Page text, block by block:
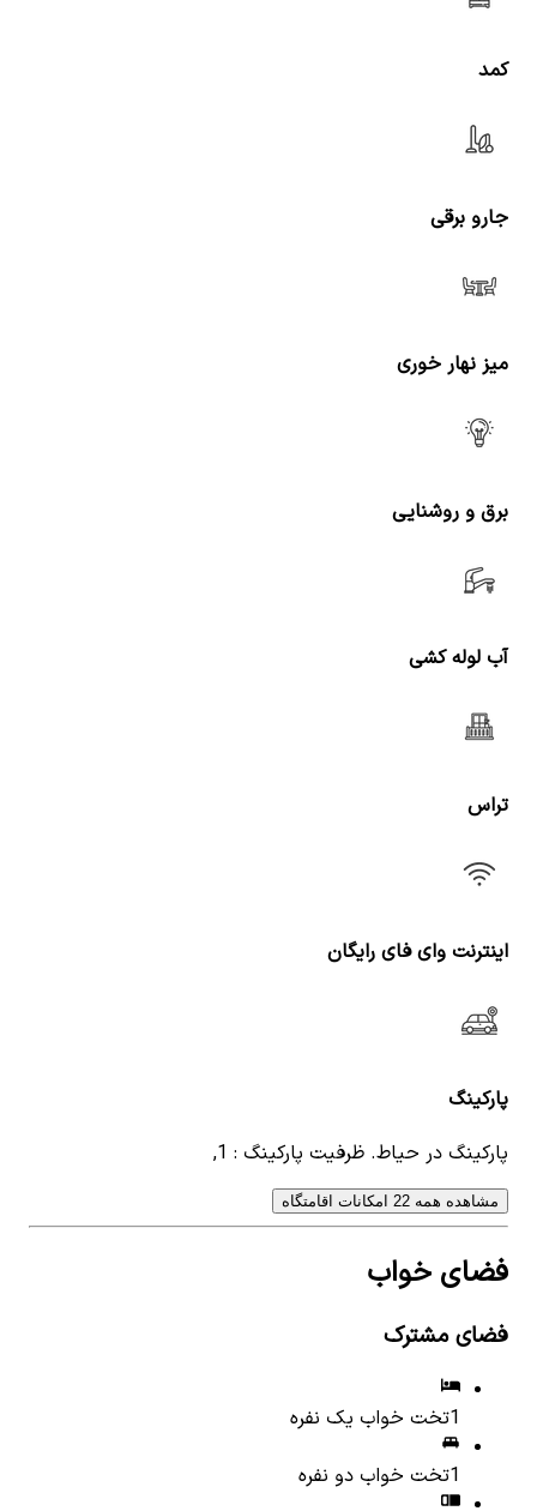
کمد
جارو برقی
میز نهار خوری
برق و روشنایی
آب لوله کشی
تراس
اینترنت وای فای رایگان
پارکینگ
پارکینگ در حیاط. ظرفیت پارکینگ : 1,
مشاهده همه 22 امکانات اقامتگاه
فضای خواب
فضای مشترک
1تخت خواب یک نفره
1تخت خواب دو نفره